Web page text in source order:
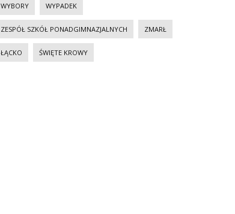
WYBORY WYPADEK
ZESPÓŁ SZKÓŁ PONADGIMNAZJALNYCH ZMARŁ
ŁĄCKO ŚWIĘTE KROWY